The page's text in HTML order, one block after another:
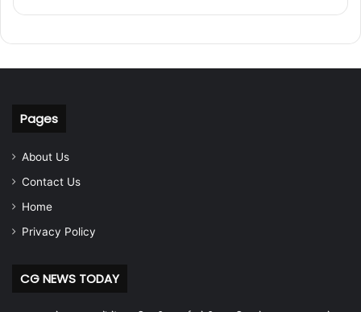
Pages
About Us
Contact Us
Home
Privacy Policy
CG NEWS TODAY